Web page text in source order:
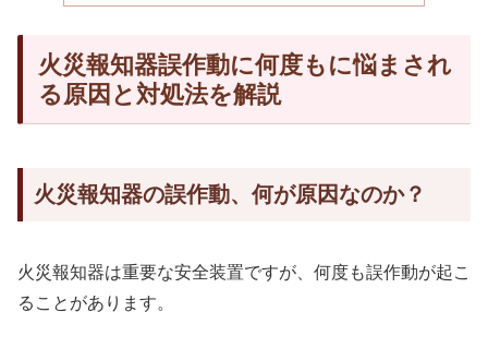
火災報知器誤作動に何度もに悩まされ
る原因と対処法を解説
火災報知器の誤作動、何が原因なのか？
火災報知器は重要な安全装置ですが、何度も誤作動が起こ
ることがあります。